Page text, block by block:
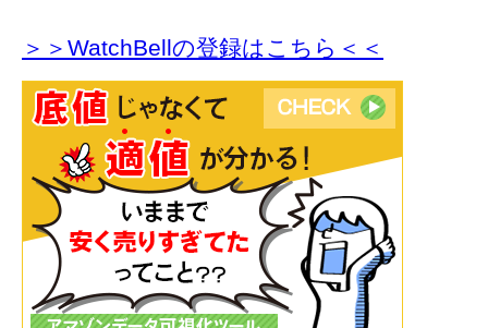
＞＞WatchBellの登録はこちら＜＜